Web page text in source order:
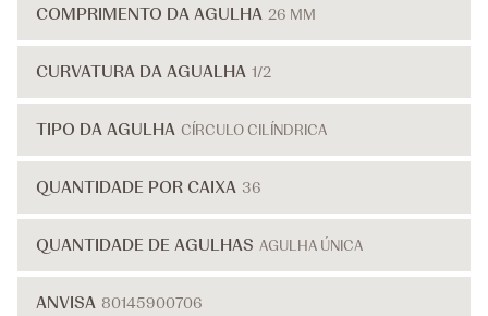
COMPRIMENTO DA AGULHA 26 MM
CURVATURA DA AGUALHA 1/2
TIPO DA AGULHA CÍRCULO CILÍNDRICA
QUANTIDADE POR CAIXA 36
QUANTIDADE DE AGULHAS AGULHA ÚNICA
ANVISA 80145900706